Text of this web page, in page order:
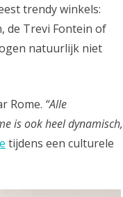
trendy winkels:
de Trevi Fontein of
natuurlijk niet
Rome. “Alle
is ook heel dynamisch,
tijdens een culturele